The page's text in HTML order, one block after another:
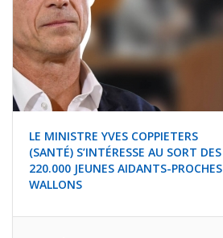
LE MINISTRE YVES COPPIETERS
(SANTÉ) S’INTÉRESSE AU SORT DES
220.000 JEUNES AIDANTS-PROCHES
WALLONS